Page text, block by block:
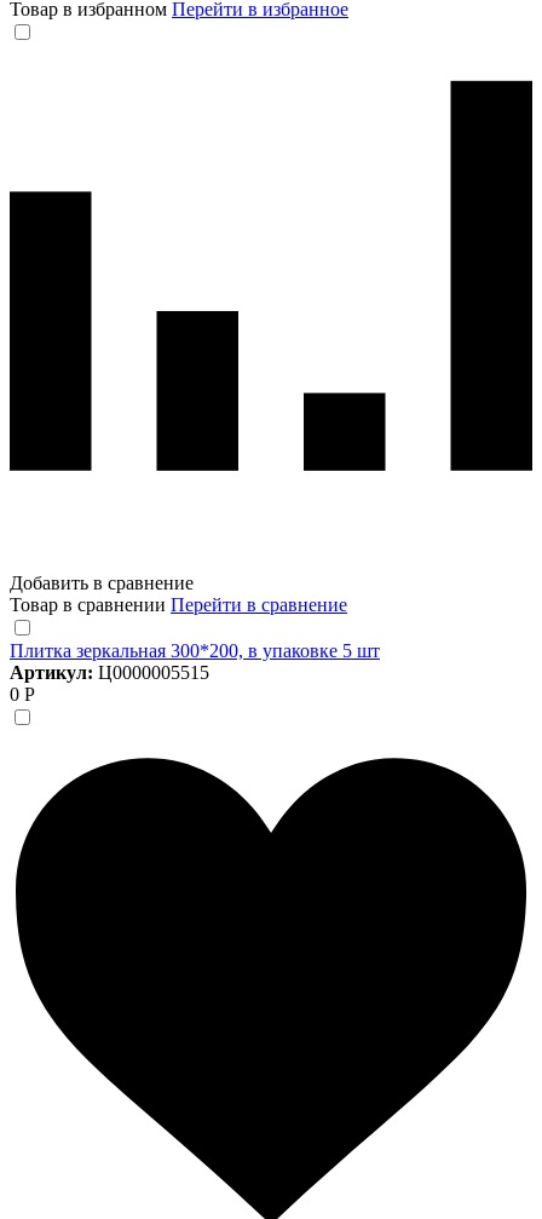
Товар в избранном Перейти в избранное
Добавить в сравнение
Товар в сравнении Перейти в сравнение
Плитка зеркальная 300*200, в упаковке 5 шт
Артикул: Ц0000005515
0 Р